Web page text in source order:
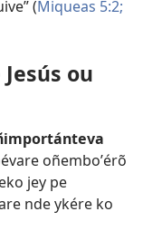
(Miqueas 5:2;
ou
oñemboʼérõ
jey pe
nde ykére ko